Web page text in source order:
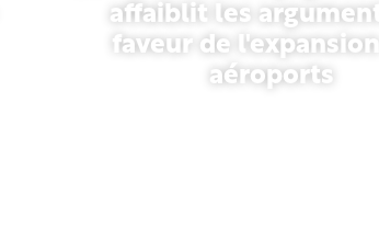
affaiblit les
faveur de
aéroports